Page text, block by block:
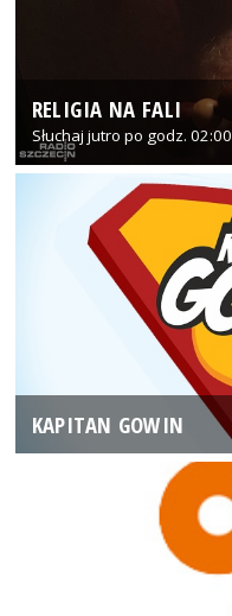
RELIGIA NA FALI
Słuchaj jutro po godz. 02:00
KAPITAN GOWIN